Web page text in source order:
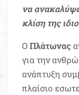
να
κλίση της
ΟΠλάτωνας
για την
ανάπτυξη
πλαίσιο